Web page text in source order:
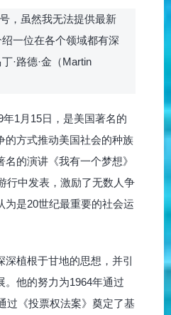
，虽然我无法提供最新
一位在各个领域都有深
·路德·金（Martin
年1月15日，是美国著名的
的方式推动美国社会的种族
的演讲《我有一个梦想》
行中发表，激励了无数人争
为是20世纪最重要的社会运
深植根于甘地的思想，并引
。他的努力为1964年通过
过《投票权法案》奠定了基